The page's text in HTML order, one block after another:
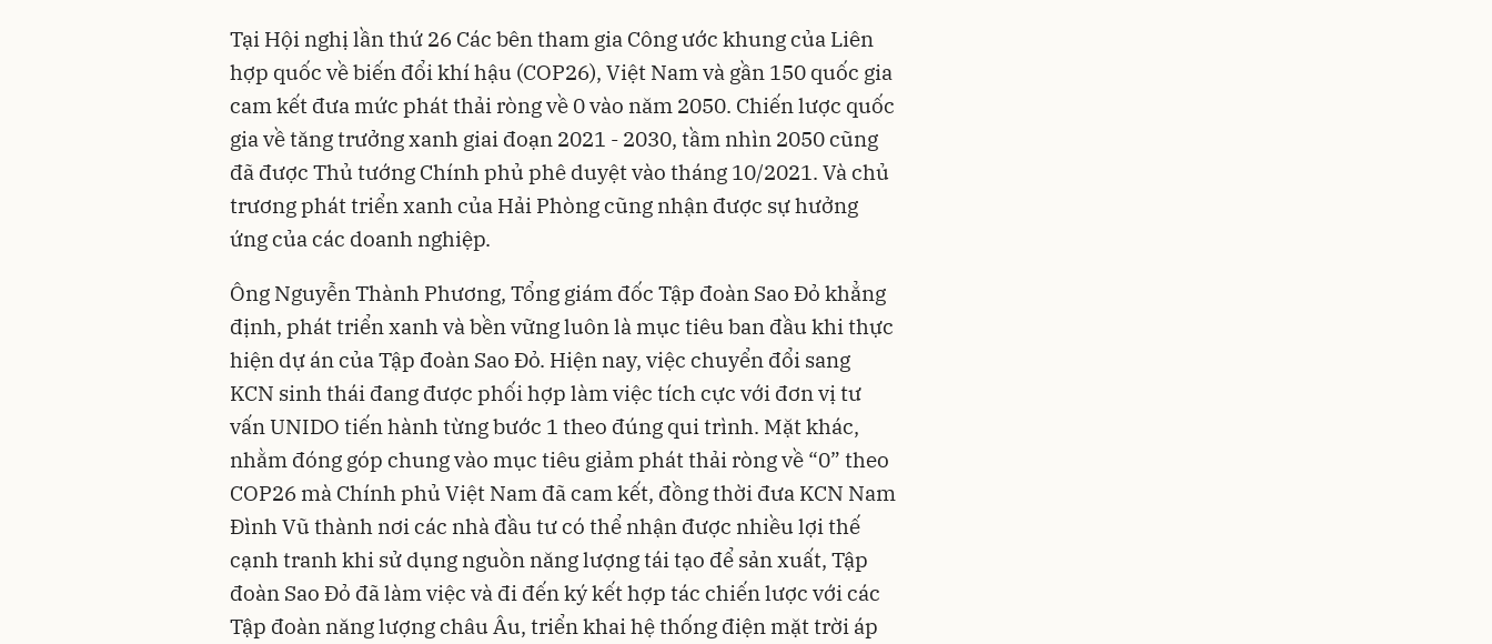
Tại Hội nghị lần thứ 26 Các bên tham gia Công ước khung của Liên
hợp quốc về biến đổi khí hậu (COP26), Việt Nam và gần 150 quốc gia
cam kết đưa mức phát thải ròng về 0 vào năm 2050. Chiến lược quốc
gia về tăng trưởng xanh giai đoạn 2021 - 2030, tầm nhìn 2050 cũng
đã được Thủ tướng Chính phủ phê duyệt vào tháng 10/2021. Và chủ
trương phát triển xanh của Hải Phòng cũng nhận được sự hưởng
ứng của các doanh nghiệp.
Ông Nguyễn Thành Phương, Tổng giám đốc Tập đoàn Sao Đỏ khẳng
định, phát triển xanh và bền vững luôn là mục tiêu ban đầu khi thực
hiện dự án của Tập đoàn Sao Đỏ. Hiện nay, việc chuyển đổi sang
KCN sinh thái đang được phối hợp làm việc tích cực với đơn vị tư
vấn UNIDO tiến hành từng bước 1 theo đúng qui trình. Mặt khác,
nhằm đóng góp chung vào mục tiêu giảm phát thải ròng về “0” theo
COP26 mà Chính phủ Việt Nam đã cam kết, đồng thời đưa KCN Nam
Đình Vũ thành nơi các nhà đầu tư có thể nhận được nhiều lợi thế
cạnh tranh khi sử dụng nguồn năng lượng tái tạo để sản xuất, Tập
đoàn Sao Đỏ đã làm việc và đi đến ký kết hợp tác chiến lược với các
Tập đoàn năng lượng châu Âu, triển khai hệ thống điện mặt trời áp